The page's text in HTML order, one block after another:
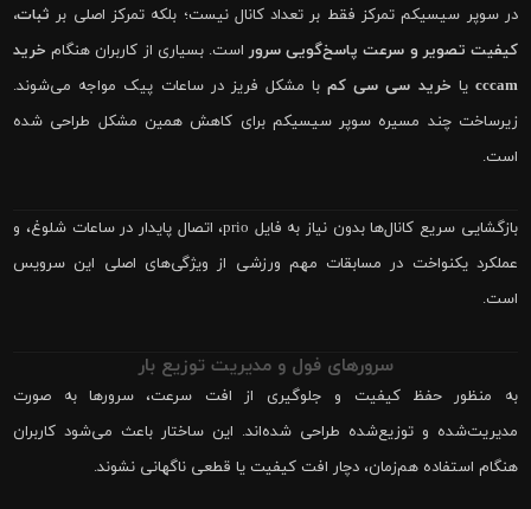
در سوپر سیسیکم تمرکز فقط بر تعداد کانال نیست؛ بلکه تمرکز اصلی بر ثبات،
کیفیت تصویر و سرعت پاسخ‌گویی سروراست. بسیاری از کاربران هنگام خرید
cccam یا خرید سی سی کمبا مشکل فریز در ساعات پیک مواجه می‌شوند.
زیرساخت چند مسیره سوپر سیسیکم برای کاهش همین مشکل طراحی شده
است.
بازگشایی سریع کانال‌ها بدون نیاز به فایل prio، اتصال پایدار در ساعات شلوغ، و
عملکرد یکنواخت در مسابقات مهم ورزشی از ویژگی‌های اصلی این سرویس
است.
سرورهای فول و مدیریت توزیع بار
به منظور حفظ کیفیت و جلوگیری از افت سرعت، سرورها به صورت
مدیریت‌شده و توزیع‌شده طراحی شده‌اند. این ساختار باعث می‌شود کاربران
هنگام استفاده هم‌زمان، دچار افت کیفیت یا قطعی ناگهانی نشوند.